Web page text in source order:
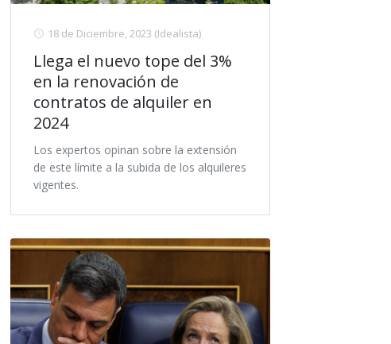
18 de Diciembre, 2023 (Idealista)
Llega el nuevo tope del 3%
en la renovación de
contratos de alquiler en
2024
Los expertos opinan sobre la extensión
de este límite a la subida de los alquileres
vigentes.